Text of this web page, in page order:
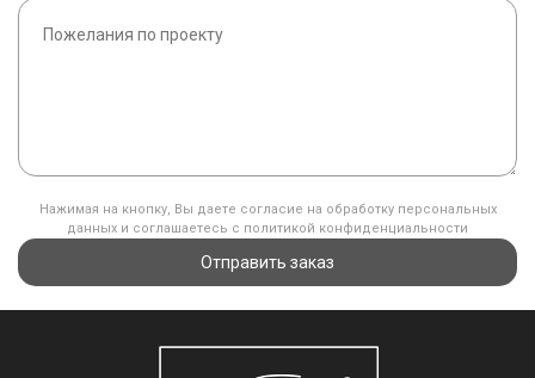
Нажимая на кнопку, Вы даете согласие на обработку персональных
данных и соглашаетесь с политикой конфиденциальности
Отправить заказ